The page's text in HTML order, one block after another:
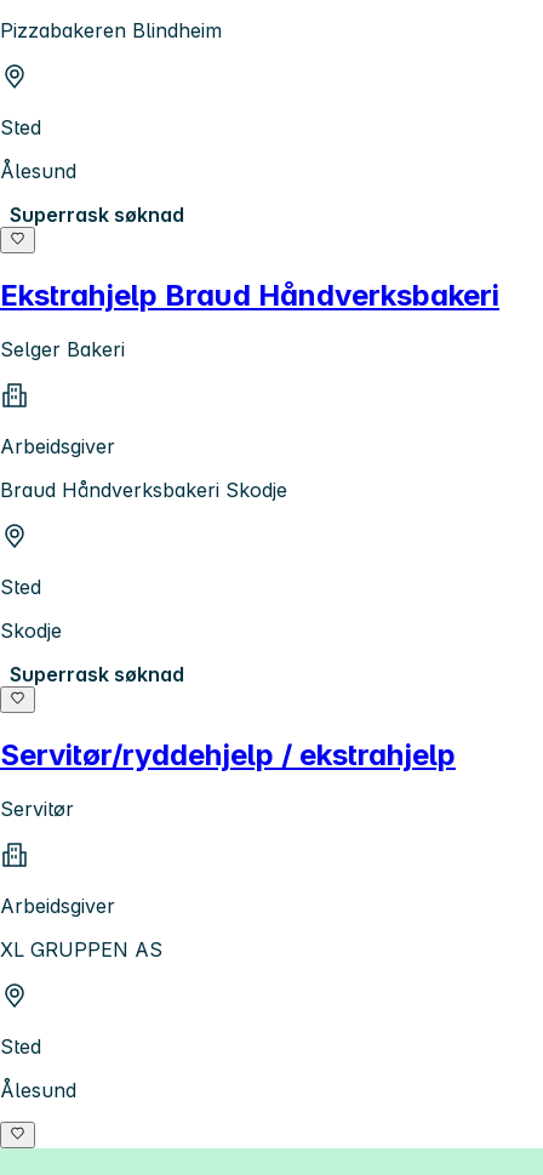
Pizzabakeren Blindheim
Sted
Ålesund
Superrask søknad
Ekstrahjelp Braud Håndverksbakeri
Selger Bakeri
Arbeidsgiver
Braud Håndverksbakeri Skodje
Sted
Skodje
Superrask søknad
Servitør/ryddehjelp / ekstrahjelp
Servitør
Arbeidsgiver
XL GRUPPEN AS
Sted
Ålesund